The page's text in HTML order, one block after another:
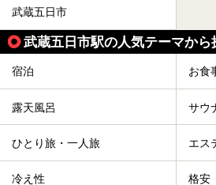
武蔵五日市
武蔵五日市駅の人気テーマから
宿泊 お食
露天風呂 サウ
ひとり旅・一人旅 エス
冷え性 格安